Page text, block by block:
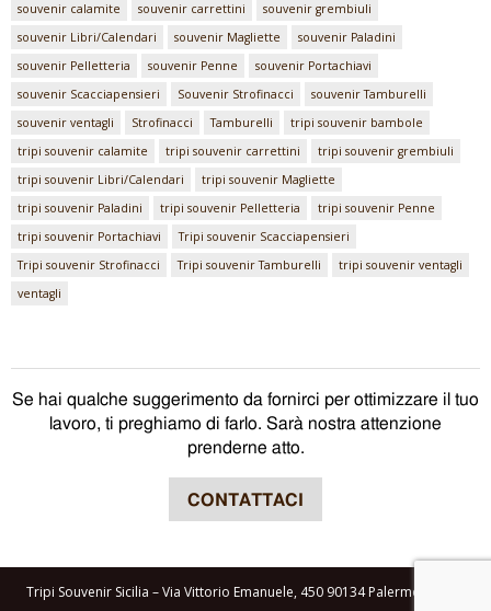
souvenir calamite
souvenir carrettini
souvenir grembiuli
souvenir Libri/Calendari
souvenir Magliette
souvenir Paladini
souvenir Pelletteria
souvenir Penne
souvenir Portachiavi
souvenir Scacciapensieri
Souvenir Strofinacci
souvenir Tamburelli
souvenir ventagli
Strofinacci Tamburelli
tripi souvenir bambole
tripi souvenir calamite
tripi souvenir carrettini
tripi souvenir grembiuli
tripi souvenir Libri/Calendari
tripi souvenir Magliette
tripi souvenir Paladini
tripi souvenir Pelletteria
tripi souvenir Penne
tripi souvenir Portachiavi
Tripi souvenir Scacciapensieri
Tripi souvenir Strofinacci
Tripi souvenir Tamburelli
tripi souvenir ventagli
ventagli
Se hai qualche suggerimento da fornirci per ottimizzare il tuo
lavoro, ti preghiamo di farlo. Sarà nostra attenzione
prenderne atto.
CONTATTACI
Tripi Souvenir Sicilia – Via Vittorio Emanuele, 450 90134 Palermo – P.IVA